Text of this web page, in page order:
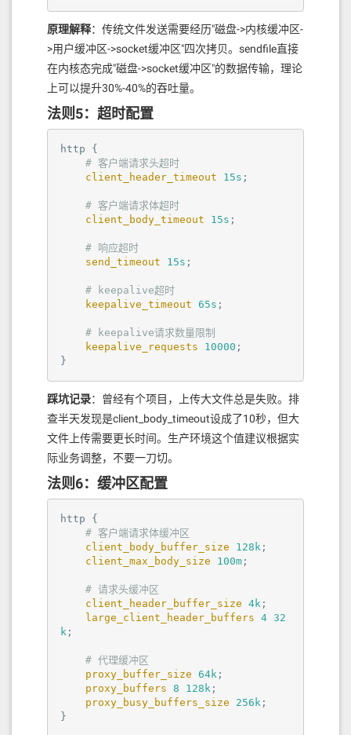
原理解释：传统文件发送需要经历"磁盘->内核缓冲区-
>用户缓冲区->socket缓冲区"四次拷贝。sendfile直接
在内核态完成"磁盘->socket缓冲区"的数据传输，理论
上可以提升30%-40%的吞吐量。
法则5：超时配置
http {
# 客户端请求头超时
client_header_timeout
15s ;
# 客户端请求体超时
client_body_timeout
15s ;
# 响应超时
send_timeout
15s ;
# keepalive超时
keepalive_timeout 65s ;
# keepalive请求数量限制
keepalive_requests
10000 ;
}
踩坑记录：曾经有个项目，上传大文件总是失败。排
查半天发现是client_body_timeout设成了10秒，但大
文件上传需要更长时间。生产环境这个值建议根据实
际业务调整，不要一刀切。
法则6：缓冲区配置
http {
# 客户端请求体缓冲区
client_body_buffer_size
128k ;
client_max_body_size
100m ;
# 请求头缓冲区
client_header_buffer_size 4k ;
large_client_header_buffers 4 32
k ;
# 代理缓冲区
proxy_buffer_size 64k ;
proxy_buffers 8 128k ;
proxy_busy_buffers_size
256k ;
}